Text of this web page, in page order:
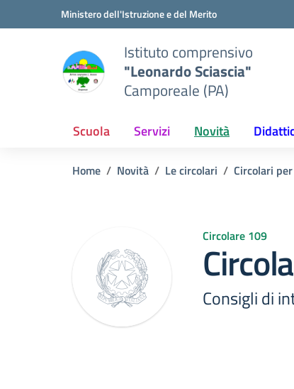
Vai ai contenuti
Vai al menu di navigazioneMinistero dell'Istruzione e del Merito
Istituto comprensivo
"Leonardo Sciascia"
Camporeale (PA)
Scuola Servizi Novità
Home Novità Le circolari Circolari
Circolare 109
Consigli di